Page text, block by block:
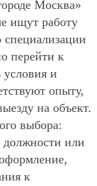
Москва»
ищут работу
перейти к
и
опыту,
на объект.
выбора:
должности или
к